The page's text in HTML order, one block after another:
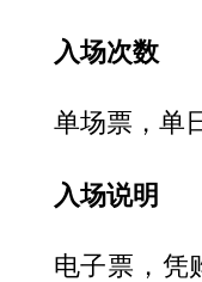
入场次数
单场票，单
入场说明
电子票，凭